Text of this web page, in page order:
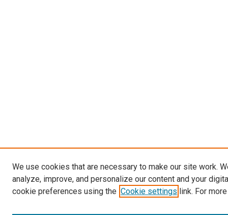
We use cookies that are necessary to make our site work.
analyze, improve, and personalize our content and your
cookie preferences using the Cookie settings link. For